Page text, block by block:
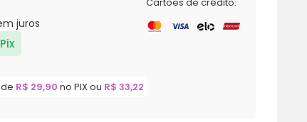
Cartões de crédito:
juros
R$ 29,90 no PIX ou R$ 33,22